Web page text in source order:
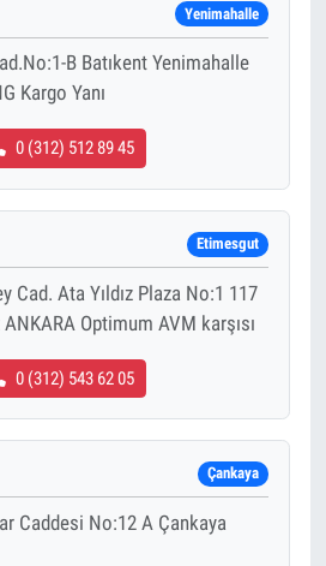
Yenimahalle
B Batıkent Yenimahalle
Kargo Yanı
0 (312) 512 89 45
Etimesgut
Cad. Ata Yıldız Plaza No:1 117
Optimum AVM karşısı
0 (312) 543 62 05
Çankaya
Caddesi No:12 A Çankaya